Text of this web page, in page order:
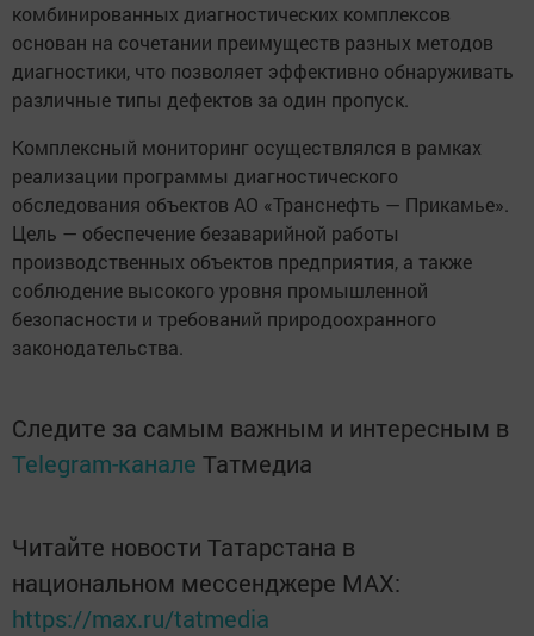
комбинированных диагностических комплексов
основан на сочетании преимуществ разных методов
диагностики, что позволяет эффективно обнаруживать
различные типы дефектов за один пропуск.
Комплексный мониторинг осуществлялся в рамках
реализации программы диагностического
обследования объектов АО «Транснефть — Прикамье».
Цель — обеспечение безаварийной работы
производственных объектов предприятия, а также
соблюдение высокого уровня промышленной
безопасности и требований природоохранного
законодательства.
Следите за самым важным и интересным в
Telegram-канале Татмедиа
Читайте новости Татарстана в
национальном мессенджере MАХ:
https://max.ru/tatmedia